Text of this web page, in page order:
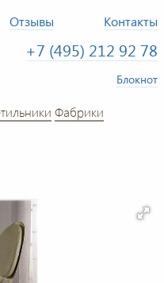
Отзывы Контакты
+7 (495) 212 92 78
Блокнот
Фабрики